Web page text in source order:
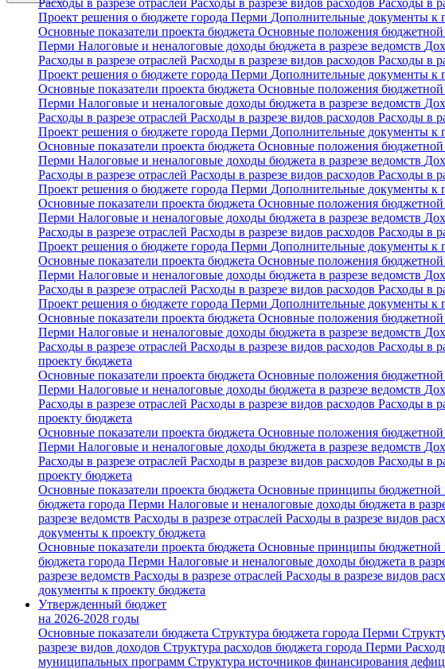
Расходы в разрезе отраслей Расходы в разрезе видов расходов Расходы в
Проект решения о бюджете города Перми Дополнительные документы к
Основные показатели проекта бюджета Основные положения
Перми Налоговые и неналоговые доходы бюджета в разрезе ведомств
Расходы в разрезе отраслей Расходы в разрезе видов расходов Расходы в
Проект решения о бюджете города Перми Дополнительные документы к
Основные показатели проекта бюджета Основные положения
Перми Налоговые и неналоговые доходы бюджета в разрезе ведомств
Расходы в разрезе отраслей Расходы в разрезе видов расходов Расходы в
Проект решения о бюджете города Перми Дополнительные документы к
Основные показатели проекта бюджета Основные положения
Перми Налоговые и неналоговые доходы бюджета в разрезе ведомств
Расходы в разрезе отраслей Расходы в разрезе видов расходов Расходы в
Проект решения о бюджете города Перми Дополнительные документы к
Основные показатели проекта бюджета Основные положения
Перми Налоговые и неналоговые доходы бюджета в разрезе ведомств
Расходы в разрезе отраслей Расходы в разрезе видов расходов Расходы в
Проект решения о бюджете города Перми Дополнительные документы к
Основные показатели проекта бюджета Основные положения
Перми Налоговые и неналоговые доходы бюджета в разрезе ведомств
Расходы в разрезе отраслей Расходы в разрезе видов расходов Расходы в
Проект решения о бюджете города Перми Дополнительные документы к
Основные показатели проекта бюджета Основные положения
Перми Налоговые и неналоговые доходы бюджета в разрезе ведомств
Расходы в разрезе отраслей Расходы в разрезе видов расходов Расходы в
проекту бюджета
Основные показатели проекта бюджета Основные положения
Перми Налоговые и неналоговые доходы бюджета в разрезе ведомств
Расходы в разрезе отраслей Расходы в разрезе видов расходов Расходы в
проекту бюджета
Основные показатели проекта бюджета Основные положения
Перми Налоговые и неналоговые доходы бюджета в разрезе ведомств
Расходы в разрезе отраслей Расходы в разрезе видов расходов Расходы в
проекту бюджета
Основные показатели проекта бюджета Основные принципы бюджетной
бюджета города Перми Налоговые и неналоговые доходы бюджета в
разрезе ведомств Расходы в разрезе отраслей Расходы в разрезе видов
документы к проекту бюджета
Основные показатели проекта бюджета Основные принципы бюджетной
бюджета города Перми Налоговые и неналоговые доходы бюджета в
разрезе ведомств Расходы в разрезе отраслей Расходы в разрезе видов
документы к проекту бюджета
Утвержденный бюджет
на 2026-2028 годы
Основные показатели бюджета Структура бюджета города Перми
разрезе видов доходов Структура расходов бюджета города Перми
муниципальных программ Структура источников финансирования